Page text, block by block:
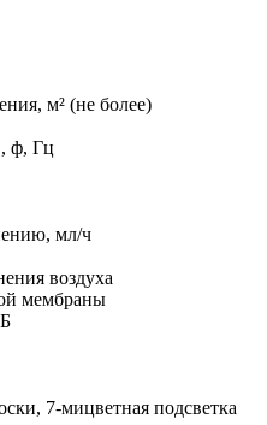
м² (не более)
ф, Гц
мл/ч
воздуха
мембраны
7-мицветная подсветка